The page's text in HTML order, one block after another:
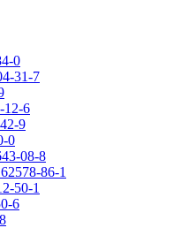
0
31-7
12-6
9
0
08-8
86-1
50-1
6